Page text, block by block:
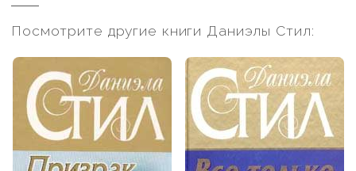
Посмотрите другие книги Даниэлы Стил: